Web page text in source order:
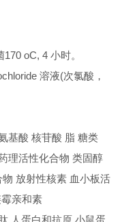
oC, 4 小时。
溶液(次氯酸，
基酸 核苷酸 脂 糖类
理活性化合物 类固醇
放射性核素 血小板活
亲和素
人蛋白和抗原 小鼠蛋